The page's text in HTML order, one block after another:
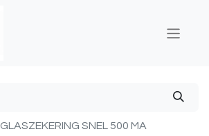
GLASZEKERING SNEL 500 MA